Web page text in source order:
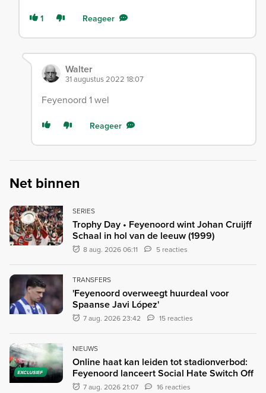
1 Reageer
Walter
31 augustus 2022 18:07
Feyenoord 1 wel
Reageer
Net binnen
SERIES
Trophy Day • Feyenoord wint Johan Cruijff
Schaal in hol van de leeuw (1999)
8 aug. 2026 06:11 5 reacties
TRANSFERS
'Feyenoord overweegt huurdeal voor
Spaanse Javi López'
7 aug. 2026 23:42 15 reacties
EXCLUSIEF
NIEUWS
Online haat kan leiden tot stadionverbod:
Feyenoord lanceert Social Hate Switch Off
7 aug. 2026 21:07 16 reacties